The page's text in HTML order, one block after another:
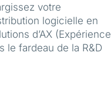
votre
logicielle en
d’AX (Expérience
le fardeau de la R&D